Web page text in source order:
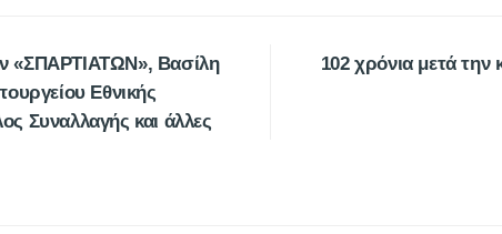
«ΣΠΑΡΤΙΑΤΩΝ», Βασίλη
Εθνικής
Συναλλαγής και άλλες
102 χρόνια μετά